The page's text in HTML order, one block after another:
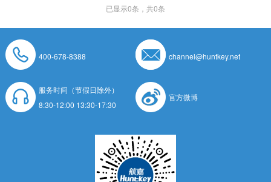
已显示0条，共0条
400-678-8388 channel@huntkey.net
服务时间（节假日除外）
8:30-12:00 13:30-17:30
官方微博